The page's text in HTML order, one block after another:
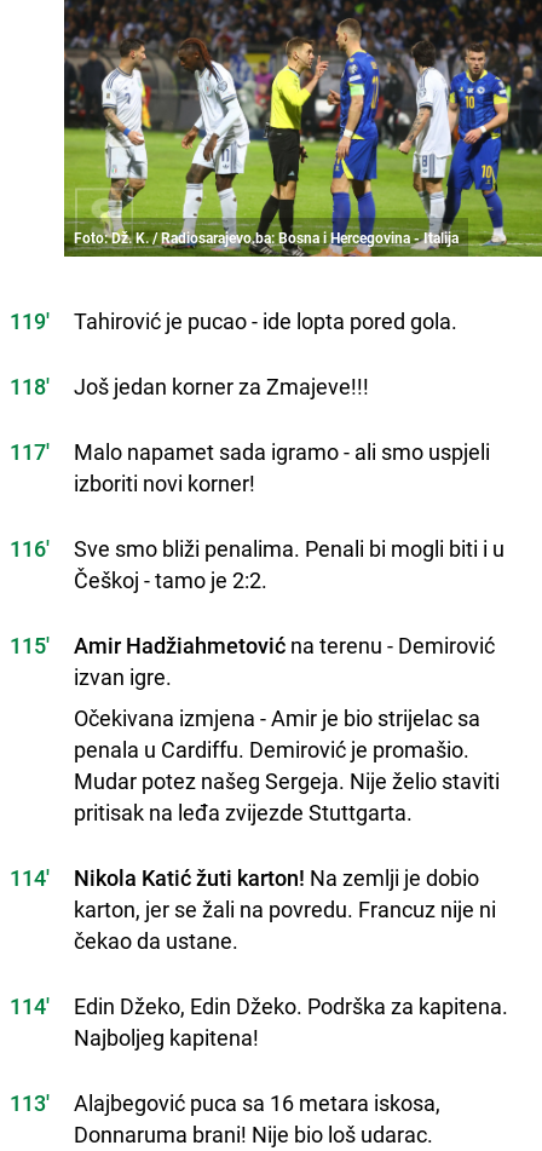
Foto: Dž. K. / Radiosarajevo.ba: Bosna i Hercegovina - Italija
119' Tahirović je pucao - ide lopta pored gola.
118' Još jedan korner za Zmajeve!!!
117'
Malo napamet sada igramo - ali smo uspjeli
izboriti novi korner!
116'
Sve smo bliži penalima. Penali bi mogli biti i u
Češkoj - tamo je 2:2.
115' Amir Hadžiahmetović na terenu - Demirović
izvan igre.
Očekivana izmjena - Amir je bio strijelac sa
penala u Cardiffu. Demirović je promašio.
Mudar potez našeg Sergeja. Nije želio staviti
pritisak na leđa zvijezde Stuttgarta.
114' Nikola Katić žuti karton! Na zemlji je dobio
karton, jer se žali na povredu. Francuz nije ni
čekao da ustane.
114'
Edin Džeko, Edin Džeko. Podrška za kapitena.
Najboljeg kapitena!
113'
Alajbegović puca sa 16 metara iskosa,
Donnaruma brani! Nije bio loš udarac.